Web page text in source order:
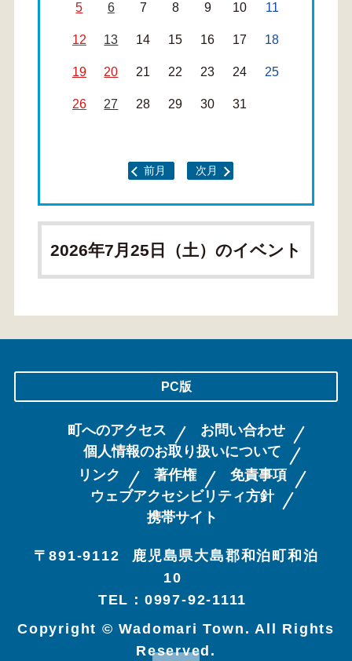
5 6 7 8 9 10 11
12 13 14 15 16 17 18
19 20 21 22 23 24 25
26 27 28 29 30 31
前月 次月
2026年7月25日（土）のイベント
PC版
町へのアクセス
お問い合わせ
個人情報のお取り扱いについて
リンク
著作権
免責事項
ウェブアクセシビリティ方針
携帯サイト
〒891-9112
鹿児島県大島郡和泊町和泊
10
TEL：0997-92-1111
Copyright © Wadomari Town. All Rights
Reserved.